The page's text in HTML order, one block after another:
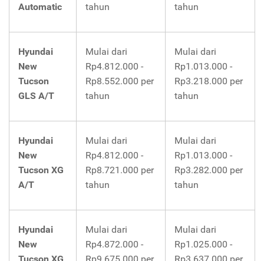
Automatic
tahun
tahun
Hyundai
New
Tucson
GLS A/T
Mulai dari
Rp4.812.000 -
Rp8.552.000 per
tahun
Mulai dari
Rp1.013.000 -
Rp3.218.000 per
tahun
Hyundai
New
Tucson XG
A/T
Mulai dari
Rp4.812.000 -
Rp8.721.000 per
tahun
Mulai dari
Rp1.013.000 -
Rp3.282.000 per
tahun
Hyundai
New
Tucson XG
Mulai dari
Rp4.872.000 -
Rp9.675.000 per
Mulai dari
Rp1.025.000 -
Rp3.637.000 per